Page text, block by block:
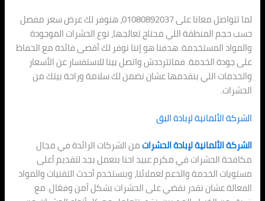
لما تتواصل معانا على 01080892037، هنوفر لك عرض سعر مفصل
حسب حجم المنطقة اللي محتاج تعالجها، نوع الحشرات الموجودة
والمواد المستخدمة. هدفنا هو إننا نوفر لك أقصى فائدة مع الحفاظ
على جودة الخدمة. فماتترددش واتصل بينا للاستفسار عن الأسعار
والخدمات اللي بنقدمها عشان نضمن لك سلامة وراحة بيتك من
الحشرات.
الشركة الألمانية لإبادة البق
الشركة الألمانية لإبادة الحشراتمن الشركات الرائدة في مجال
مكافحة الحشرات في مكرم عبيد احنا بنعمل بجد لتقديم أعلى
مستويات الخدمة والدعم لعملائنا، وبنستخدم أحدث التقنيات والمواد
الفعالة عشان نقدر نقضي على الحشرات بشكل آمن وفعّال. مع